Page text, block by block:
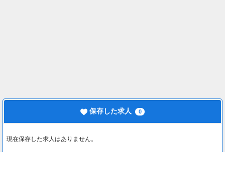
保存した求人 0
現在保存した求人はありません。